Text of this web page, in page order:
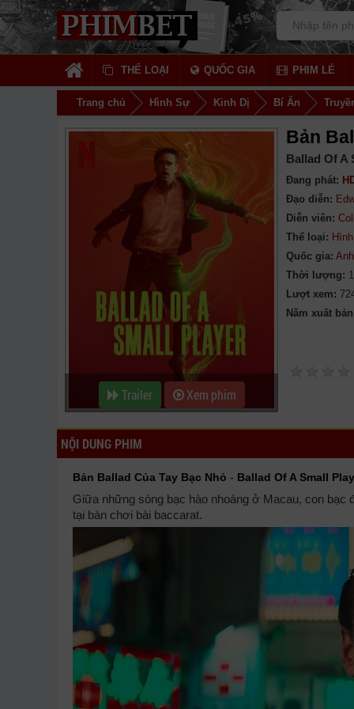
THỂ LOẠI QUỐC GIA PHIM LẺ
Trang chủ Hình Sự Kinh Dị Bí Ẩn
Trailer Xem phim
Bản
Ballad Of A
Đang phát:
Đạo diễn:
Diễn viên:
Thể loại:
Quốc gia: Anh
Thời lượng:
Lượt xem:
Năm xuất
NỘI DUNG PHIM
Bản Ballad Của Tay Bạc Nhỏ - Ballad Of A Small
Giữa những sòng bạc hào nhoáng ở Macau, con
tại bàn chơi bài baccarat.